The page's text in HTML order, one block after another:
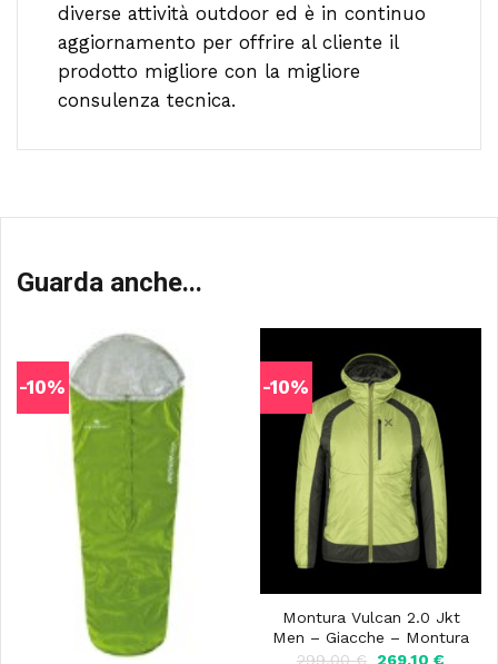
diverse attività outdoor ed è in continuo
aggiornamento per offrire al cliente il
prodotto migliore con la migliore
consulenza tecnica.
Guarda anche...
-10% -10%
Montura Vulcan 2.0 Jkt
Men – Giacche – Montura
299,00€
Il
269,10€Il